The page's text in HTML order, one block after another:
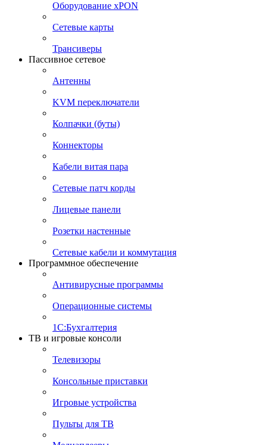
Оборудование xPON
Сетевые карты
Трансиверы
Пассивное сетевое
Антенны
KVM переключатели
Колпачки (буты)
Коннекторы
Кабели витая пара
Сетевые патч корды
Лицевые панели
Розетки настенные
Сетевые кабели и коммутация
Программное обеспечение
Антивирусные программы
Операционные системы
1С:Бухгалтерия
ТВ и игровые консоли
Телевизоры
Консольные приставки
Игровые устройства
Пульты для ТВ